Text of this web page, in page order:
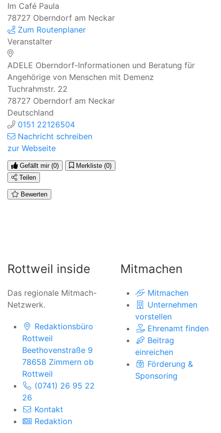
Im Café Paula
78727 Oberndorf am Neckar
Zum Routenplaner
Veranstalter
ADELE Oberndorf-Informationen und Beratung für
Angehörige von Menschen mit Demenz
Tuchrahmstr. 22
78727 Oberndorf am Neckar
Deutschland
0151 22126504
Nachricht schreiben
zur Webseite
Gefällt mir (0) Merkliste (0)
Teilen
Bewerten
Rottweil inside
Das regionale Mitmach-
Netzwerk.
Redaktionsbüro
Rottweil
Beethovenstraße 9
78658 Zimmern ob
Rottweil
(0741) 26 95 22
26
Kontakt
Redaktion
Mitmachen
Mitmachen
Unternehmen
vorstellen
Ehrenamt finden
Beitrag
einreichen
Förderung &
Sponsoring